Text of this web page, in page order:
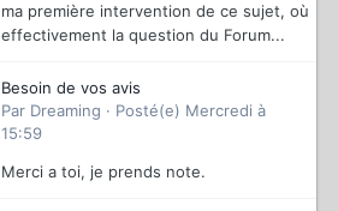
ma première intervention de ce sujet, où
effectivement la question du Forum...
Besoin de vos avis
Par Dreaming · Posté(e) Mercredi à
15:59
Merci a toi, je prends note.